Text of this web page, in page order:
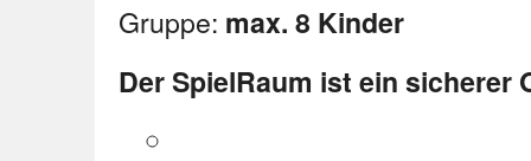
Gruppe: max. 8 Kinder
Der SpielRaum ist ein sicherer